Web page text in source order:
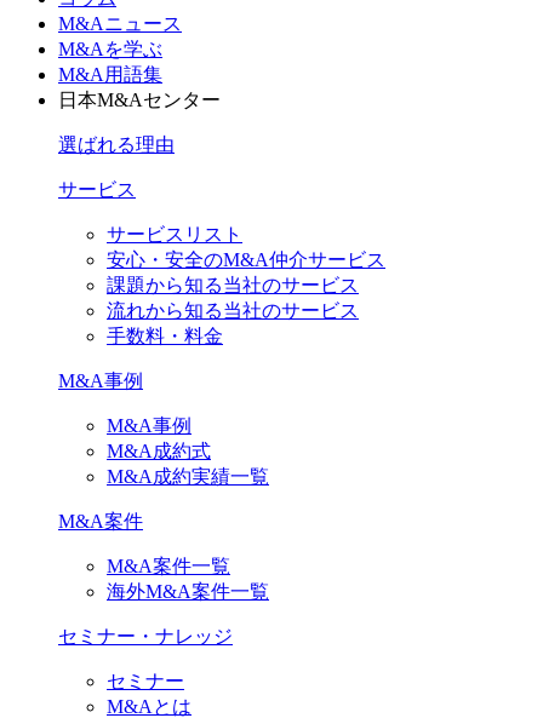
M&Aニュース
M&Aを学ぶ
M&A用語集
日本M&Aセンター
選ばれる理由
サービス
サービスリスト
安心・安全のM&A仲介サービス
課題から知る当社のサービス
流れから知る当社のサービス
手数料・料金
M&A事例
M&A事例
M&A成約式
M&A成約実績一覧
M&A案件
M&A案件一覧
海外M&A案件一覧
セミナー・ナレッジ
セミナー
M&Aとは